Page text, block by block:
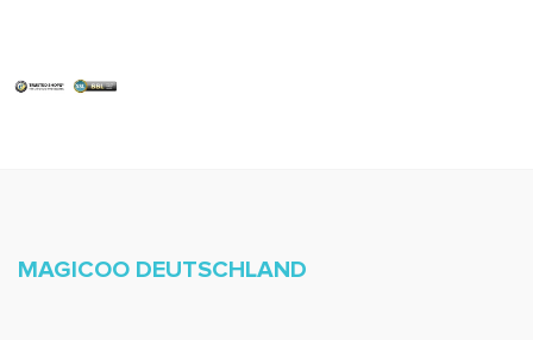
MAGICOO DEUTSCHLAND